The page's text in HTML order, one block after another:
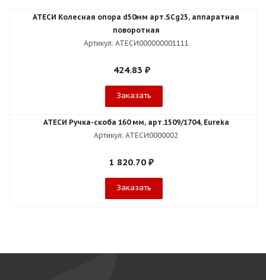
АТЕСИ Колесная опора d50мм арт.SCg25, аппаратная
поворотная
Артикул: АТЕСИ000000001111
424.83 ₽
Заказать
АТЕСИ Ручка-скоба 160 мм, арт.1509/1704, Eureka
Артикул: АТЕСИ0000002
1 820.70 ₽
Заказать